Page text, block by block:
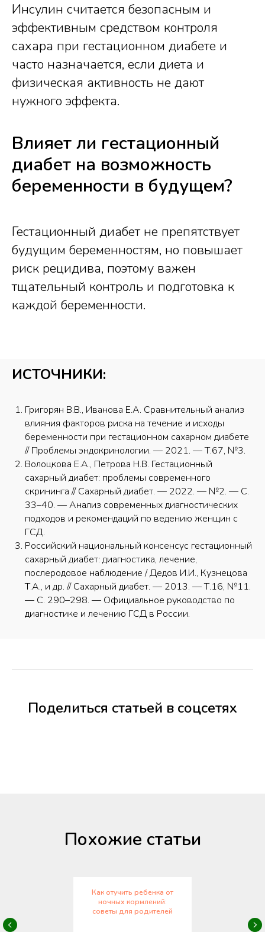
Инсулин считается безопасным и
эффективным средством контроля
сахара при гестационном диабете и
часто назначается, если диета и
физическая активность не дают
нужного эффекта.
Влияет ли гестационный
диабет на возможность
беременности в будущем?
Гестационный диабет не препятствует
будущим беременностям, но повышает
риск рецидива, поэтому важен
тщательный контроль и подготовка к
каждой беременности.
ИСТОЧНИКИ:
Григорян В.В., Иванова Е.А. Сравнительный анализ
влияния факторов риска на течение и исходы
беременности при гестационном сахарном диабете
// Проблемы эндокринологии. — 2021. — Т.67, №3.
Волоцкова Е.А., Петрова Н.В. Гестационный
сахарный диабет: проблемы современного
скрининга // Сахарный диабет. — 2022. — №2. — С.
33–40. — Анализ современных диагностических
подходов и рекомендаций по ведению женщин с
ГСД.​
Российский национальный консенсус гестационный
сахарный диабет: диагностика, лечение,
послеродовое наблюдение / Дедов И.И., Кузнецова
Т.А., и др. // Сахарный диабет. — 2013. — Т.16, №11.
— С. 290–298. — Официальное руководство по
диагностике и лечению ГСД в России.​
Поделиться статьей в соцсетях
Похожие статьи
Как отучить ребенка от
ночных кормлений:
советы для родителей